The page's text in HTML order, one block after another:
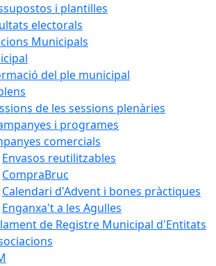
i plantilles
electorals
Municipals
del ple municipal
de les sessions plenàries
i programes
comercials
Envasos reutilitzables
CompraBruc
Calendari d'Advent i bones pràctiques
Enganxa't a les Agulles
de Registre Municipal d'Entitats